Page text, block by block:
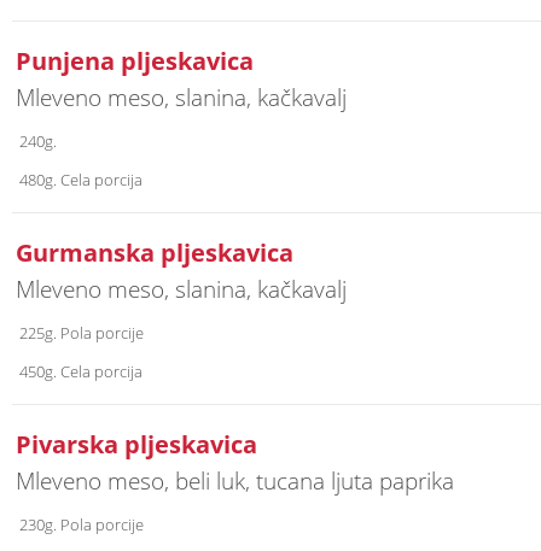
Punjena pljeskavica
Mleveno meso, slanina, kačkavalj
240g.
480g. Cela porcija
Gurmanska pljeskavica
Mleveno meso, slanina, kačkavalj
225g. Pola porcije
450g. Cela porcija
Pivarska pljeskavica
Mleveno meso, beli luk, tucana ljuta paprika
230g. Pola porcije